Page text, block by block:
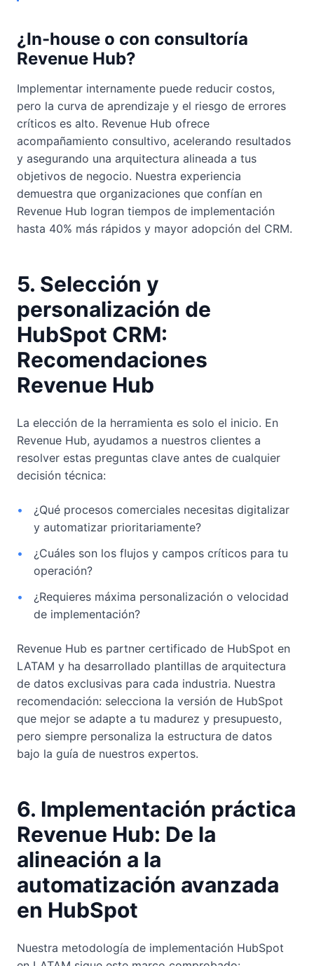
¿In-house o con consultoría
Revenue Hub?
Implementar internamente puede reducir costos,
pero la curva de aprendizaje y el riesgo de errores
críticos es alto. Revenue Hub ofrece
acompañamiento consultivo, acelerando resultados
y asegurando una arquitectura alineada a tus
objetivos de negocio. Nuestra experiencia
demuestra que organizaciones que confían en
Revenue Hub logran tiempos de implementación
hasta 40% más rápidos y mayor adopción del CRM.
5. Selección y
personalización de
HubSpot CRM:
Recomendaciones
Revenue Hub
La elección de la herramienta es solo el inicio. En
Revenue Hub, ayudamos a nuestros clientes a
resolver estas preguntas clave antes de cualquier
decisión técnica:
•
¿Qué procesos comerciales necesitas digitalizar
y automatizar prioritariamente?
•
¿Cuáles son los flujos y campos críticos para tu
operación?
•
¿Requieres máxima personalización o velocidad
de implementación?
Revenue Hub es partner certificado de HubSpot en
LATAM y ha desarrollado plantillas de arquitectura
de datos exclusivas para cada industria. Nuestra
recomendación: selecciona la versión de HubSpot
que mejor se adapte a tu madurez y presupuesto,
pero siempre personaliza la estructura de datos
bajo la guía de nuestros expertos.
6. Implementación práctica
Revenue Hub: De la
alineación a la
automatización avanzada
en HubSpot
Nuestra metodología de implementación HubSpot